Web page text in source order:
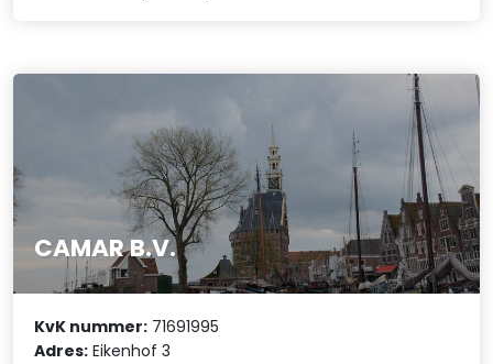
CAMAR B.V.
KvK nummer: 71691995
Adres: Eikenhof 3